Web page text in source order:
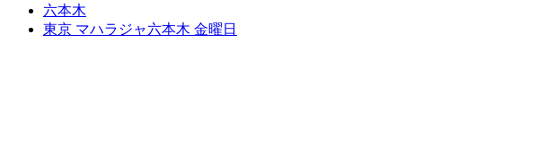
六本木
東京 マハラジャ六本木 金曜日